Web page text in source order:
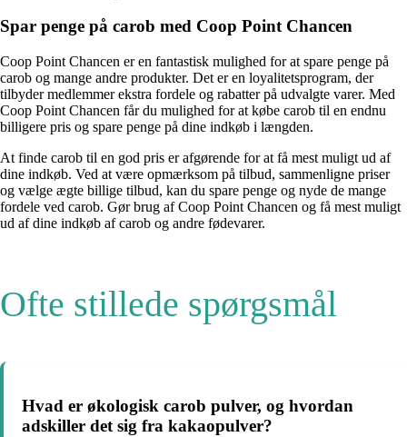
Spar penge på carob med Coop Point Chancen
Coop Point Chancen er en fantastisk mulighed for at spare penge på
carob og mange andre produkter. Det er en loyalitetsprogram, der
tilbyder medlemmer ekstra fordele og rabatter på udvalgte varer. Med
Coop Point Chancen får du mulighed for at købe carob til en endnu
billigere pris og spare penge på dine indkøb i længden.
At finde carob til en god pris er afgørende for at få mest muligt ud af
dine indkøb. Ved at være opmærksom på tilbud, sammenligne priser
og vælge ægte billige tilbud, kan du spare penge og nyde de mange
fordele ved carob. Gør brug af Coop Point Chancen og få mest muligt
ud af dine indkøb af carob og andre fødevarer.
Ofte stillede spørgsmål
Hvad er økologisk carob pulver, og hvordan
adskiller det sig fra kakaopulver?